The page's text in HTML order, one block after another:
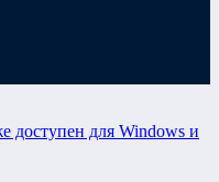
доступен для Windows и